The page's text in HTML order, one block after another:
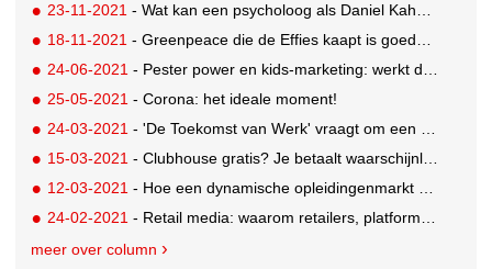
23-11-2021 - Wat kan een psycholoog als Daniel Kahneman aan je mediastrategie toevoegen?
18-11-2021 - Greenpeace die de Effies kaapt is goede marketing
24-06-2021 - Pester power en kids-marketing: werkt dat nog wel?
25-05-2021 - Corona: het ideale moment!
24-03-2021 - 'De Toekomst van Werk' vraagt om een bedrijfsvisie op technologie
15-03-2021 - Clubhouse gratis? Je betaalt waarschijnlijk met je data
12-03-2021 - Hoe een dynamische opleidingenmarkt NCOI de das kan omdoen
24-02-2021 - Retail media: waarom retailers, platformen en merken de handen ineenslaan
meer over column